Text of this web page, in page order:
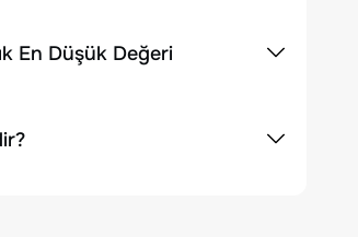
En Düşük Değeri